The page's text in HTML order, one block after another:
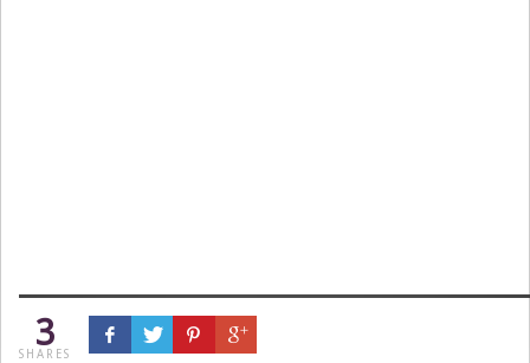
3
SHARES